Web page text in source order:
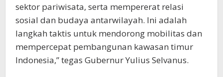
sektor pariwisata, serta mempererat relasi
sosial dan budaya antarwilayah. Ini adalah
langkah taktis untuk mendorong mobilitas dan
mempercepat pembangunan kawasan timur
Indonesia,” tegas Gubernur Yulius Selvanus.